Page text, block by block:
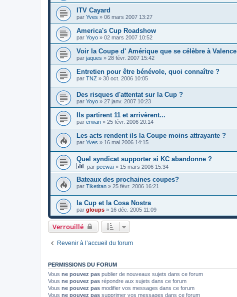
ITV Cayard
par Yves » 06 mars 2007 13:27
America's Cup Roadshow
par Yoyo » 02 mars 2007 10:52
Voir la Coupe d' Amérique que se célèbre à Valence
par jaques » 28 févr. 2007 15:42
Entretien pour être bénévole, quoi connaître ?
par TNZ » 30 oct. 2006 10:05
Des risques d'attentat sur la Cup ?
par Yoyo » 27 janv. 2007 10:23
Ils partirent 11 et arrivèrent...
par erwan » 25 févr. 2006 20:14
Les acts rendent ils la Coupe moins attrayante ?
par Yves » 16 mai 2006 14:15
Quel syndicat supporter si KC abandonne ?
par peewaï » 15 mars 2006 15:34
Bateaux des prochaines coupes?
par Tiketitan » 25 févr. 2006 16:21
la Cup et la Cosa Nostra
par gloups » 16 déc. 2005 11:09
Verrouillé
Revenir à l’accueil du forum
PERMISSIONS DU FORUM
Vous ne pouvez pas publier de nouveaux sujets dans ce forum
Vous ne pouvez pas répondre aux sujets dans ce forum
Vous ne pouvez pas modifier vos messages dans ce forum
Vous ne pouvez pas supprimer vos messages dans ce forum